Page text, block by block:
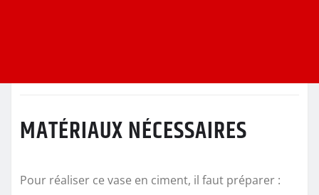
MATÉRIAUX NÉCESSAIRES
Pour réaliser ce vase en ciment, il faut préparer :